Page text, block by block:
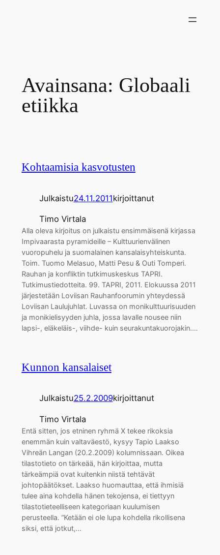
Avainsana: Globaali
etiikka
Kohtaamisia kasvotusten
Julkaistu24.11.2011kirjoittanut
Timo Virtala
Alla oleva kirjoitus on julkaistu ensimmäisenä kirjassa
Impivaarasta pyramideille – Kulttuurienvälinen
vuoropuhelu ja suomalainen kansalaisyhteiskunta.
Toim. Tuomo Melasuo, Matti Pesu & Outi Tomperi.
Rauhan ja konfliktin tutkimuskeskus TAPRI.
Tutkimustiedotteita. 99. TAPRI, 2011. Elokuussa 2011
järjestetään Loviisan Rauhanfoorumin yhteydessä
Loviisan Laulujuhlat. Luvassa on monikulttuurisuuden
ja monikielisyyden juhla, jossa lavalle nousee niin
lapsi-, eläkeläis-, viihde- kuin seurakuntakuorojakin.…
Kunnon kansalaiset
Julkaistu25.2.2009kirjoittanut
Timo Virtala
Entä sitten, jos etninen ryhmä X tekee rikoksia
enemmän kuin valtaväestö, kysyy Tapio Laakso
Vihreän Langan (20.2.2009) kolumnissaan. Oikea
tilastotieto on tärkeää, hän kirjoittaa, mutta
tärkeämpiä ovat kuitenkin niistä tehtävät
johtopäätökset. Laakso huomauttaa, että ihmisiä
tulee aina kohdella hänen tekojensa, ei tiettyyn
tilastotieteelliseen kategoriaan kuulumisen
perusteella. ”Ketään ei ole lupa kohdella rikollisena
siksi, että jotkut,…